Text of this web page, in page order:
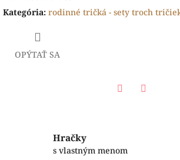
Kategória: rodinné tričká - sety troch
OPÝTAŤ SA
Hračky
s vlastným menom